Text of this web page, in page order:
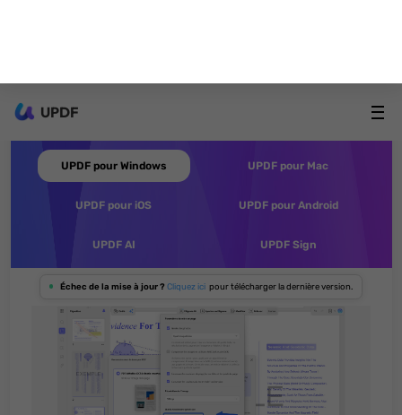
format PDF/UA pour des documents
accessibles.